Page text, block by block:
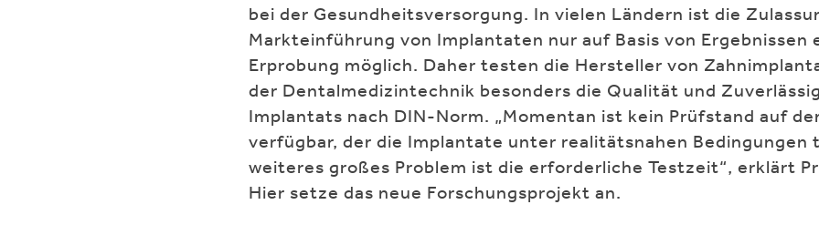
bei der Gesundheitsversorgung. In vielen Ländern ist die
Markteinführung von Implantaten nur auf Basis von Ergebnissen
Erprobung möglich. Daher testen die Hersteller von
der Dentalmedizintechnik besonders die Qualität und
Implantats nach DIN-Norm. „Momentan ist kein Prüfstand auf
verfügbar, der die Implantate unter realitätsnahen Bedingungen
weiteres großes Problem ist die erforderliche Testzeit“, erklärt
Hier setze das neue Forschungsprojekt an.